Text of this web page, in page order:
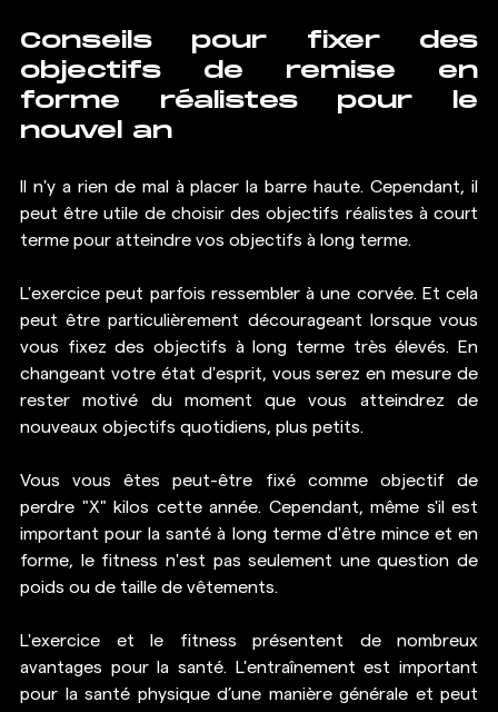
Conseils pour fixer des
objectifs de remise en
forme réalistes pour le
nouvel an
Il n'y a rien de mal à placer la barre haute. Cependant, il
peut être utile de choisir des objectifs réalistes à court
terme pour atteindre vos objectifs à long terme.
L'exercice peut parfois ressembler à une corvée. Et cela
peut être particulièrement décourageant lorsque vous
vous fixez des objectifs à long terme très élevés. En
changeant votre état d'esprit, vous serez en mesure de
rester motivé du moment que vous atteindrez de
nouveaux objectifs quotidiens, plus petits.
Vous vous êtes peut-être fixé comme objectif de
perdre "X" kilos cette année. Cependant, même s'il est
important pour la santé à long terme d'être mince et en
forme, le fitness n'est pas seulement une question de
poids ou de taille de vêtements.
L'exercice et
le fitness présentent de nombreux
avantages pour la santé. L'entraînement est important
pour la santé physique d’une manière générale et peut